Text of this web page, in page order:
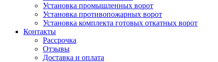
Установка промышленных ворот
Установка противопожарных ворот
Установка комплекта готовых откатных ворот
Контакты
Рассрочка
Отзывы
Доставка и оплата